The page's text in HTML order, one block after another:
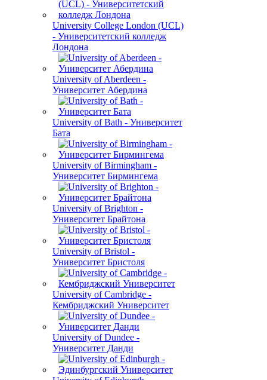
University College London (UCL)
- Университетский колледж
Лондона
University of Aberdeen -
Университет Абердина
University of Bath - Университет
Бата
University of Birmingham -
Университет Бирмингема
University of Brighton -
Университет Брайтона
University of Bristol -
Университет Бристоля
University of Cambridge -
Кембриджский Университет
University of Dundee -
Университет Данди